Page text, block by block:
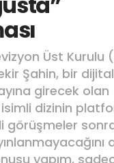
Üst Kurulu
Şahin, bir dijital
girecek olan
dizinin
görüşmeler
yapım,